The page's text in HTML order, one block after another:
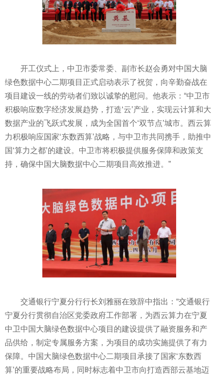
开工仪式上，中卫市委常委、副市长赵会勇对中国大脑
绿色数据中心二期项目正式启动表示了祝贺，向辛勤奋战在
项目建设一线的劳动者们致以诚挚的慰问。他表示：“中卫市
积极响应数字经济发展趋势，打造‘云’产业，实现云计算和大
数据产业的飞跃式发展，成为全国首个‘双节点’城市。西云算
力积极响应国家‘东数西算’战略，与中卫市共同携手，助推中
国‘算力之都’的建设。中卫市将积极提供服务保障和政策支
持，确保中国大脑数据中心二期项目高效推进。”
交通银行宁夏分行行长刘雅丽在致辞中指出：“交通银行
宁夏分行贯彻自治区党委政府工作部署，为西云算力在宁夏
中卫中国大脑绿色数据中心项目的建设提供了融资服务和产
品供给，制定专属服务方案，为项目的成功实施提供了有力
保障。中国大脑绿色数据中心二期项目承接了 国家‘东数西
算’的重要战略布局，同时标志着中卫市向打造西部云基地迈